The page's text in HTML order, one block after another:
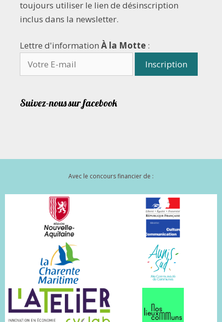
toujours utiliser le lien de désinscription
inclus dans la newsletter.
Lettre d'information À la Motte :
Suivez-nous sur facebook
Avec le concours financier de :